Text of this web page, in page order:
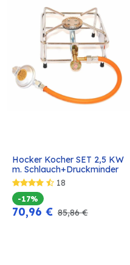
In den
Warenkorb
Hocker Kocher SET 2,5 KW
m. Schlauch+Druckminder
18
-17%
70,96 € 85,86€